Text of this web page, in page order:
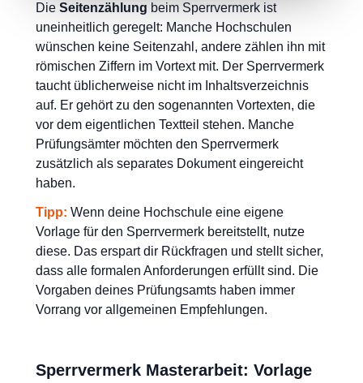
Die Seitenzählung beim Sperrvermerk ist
uneinheitlich geregelt: Manche Hochschulen
wünschen keine Seitenzahl, andere zählen ihn mit
römischen Ziffern im Vortext mit. Der Sperrvermerk
taucht üblicherweise nicht im Inhaltsverzeichnis
auf. Er gehört zu den sogenannten Vortexten, die
vor dem eigentlichen Textteil stehen. Manche
Prüfungsämter möchten den Sperrvermerk
zusätzlich als separates Dokument eingereicht
haben.
Tipp: Wenn deine Hochschule eine eigene
Vorlage für den Sperrvermerk bereitstellt, nutze
diese. Das erspart dir Rückfragen und stellt sicher,
dass alle formalen Anforderungen erfüllt sind. Die
Vorgaben deines Prüfungsamts haben immer
Vorrang vor allgemeinen Empfehlungen.
Sperrvermerk Masterarbeit: Vorlage